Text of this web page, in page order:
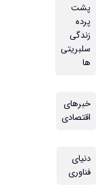
پشت
پرده
زندگی
سلبریتی
ها
خبرهای
اقتصادی
دنیای
فناوری